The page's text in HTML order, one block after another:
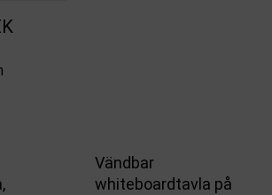
Vändbar
whiteboardtavla på